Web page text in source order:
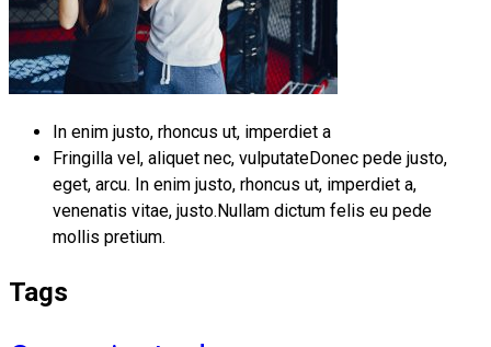
In enim justo, rhoncus ut, imperdiet a
Fringilla vel, aliquet nec, vulputateDonec pede justo,
eget, arcu. In enim justo, rhoncus ut, imperdiet a,
venenatis vitae, justo.Nullam dictum felis eu pede
mollis pretium.
Tags